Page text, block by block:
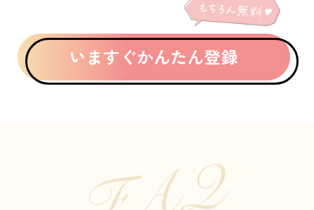
いますぐかんたん登録